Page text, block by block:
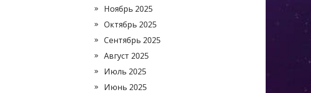
Ноябрь 2025
Октябрь 2025
Сентябрь 2025
Август 2025
Июль 2025
Июнь 2025